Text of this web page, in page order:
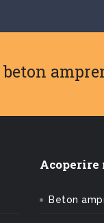
Acoperire
Beton